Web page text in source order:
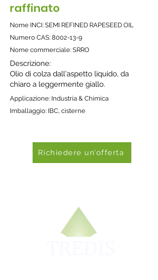
raffinato
Nome INCI: SEMI REFINED RAPESEED OIL
Numero CAS: 8002-13-9
Nome commerciale: SRRO
Descrizione:
Olio di colza dall'aspetto liquido, da
chiaro a leggermente giallo.
Applicazione: Industria & Chimica
Imballaggio: IBC, cisterne
Richiedere un’offerta